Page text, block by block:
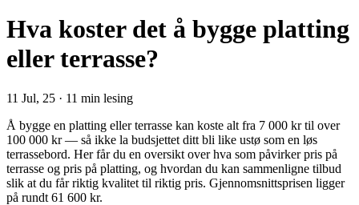
Hva koster det å bygge platting
eller terrasse?
11 Jul, 25 · 11 min lesing
Å bygge en platting eller terrasse kan koste alt fra 7 000 kr til over
100 000 kr — så ikke la budsjettet ditt bli like ustø som en løs
terrassebord. Her får du en oversikt over hva som påvirker pris på
terrasse og pris på platting, og hvordan du kan sammenligne tilbud
slik at du får riktig kvalitet til riktig pris. Gjennomsnittsprisen ligger
på rundt 61 600 kr.